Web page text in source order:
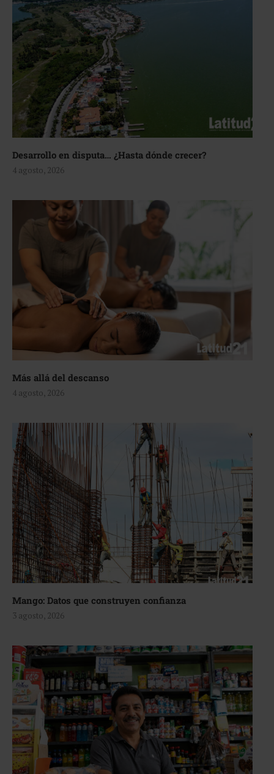
Desarrollo en disputa… ¿Hasta dónde crecer?
4 agosto, 2026
Más allá del descanso
4 agosto, 2026
Mango: Datos que construyen confianza
3 agosto, 2026